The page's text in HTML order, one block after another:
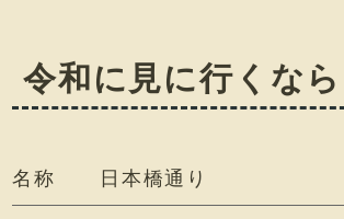
令和に見に行くなら
名称 日本橋通り